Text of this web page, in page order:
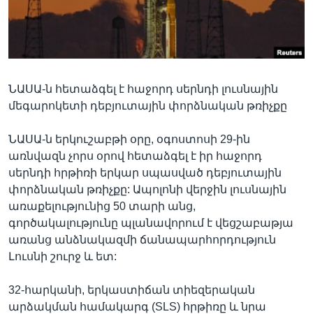
ՆԱՍԱ-ն հետաձգել է հաջորդ սերնդի լուսնային
մեգարոկետի դեբյուտային փորձնական թռիչքը
ՆԱՍԱ-ն երկուշաբթի օրը, օգոստոսի 29-ին
առնվազն չորս օրով հետաձգել է իր հաջորդ
սերնդի հրթիռի երկար սպասված դեբյուտային
փորձնական թռիչքը: Ապոլոնի վերջին լուսնային
առաքելությունից 50 տարի անց,
գործակալությունը պլանավորում է վեցշաբաթյա
առանց անձնակազմի ճանապարհորդություն
Լուսնի շուրջ և ետ:
32-հարկանի, երկաստիճան տիեզերական
արձակման համակարգ (SLS) հրթիռը և նրա